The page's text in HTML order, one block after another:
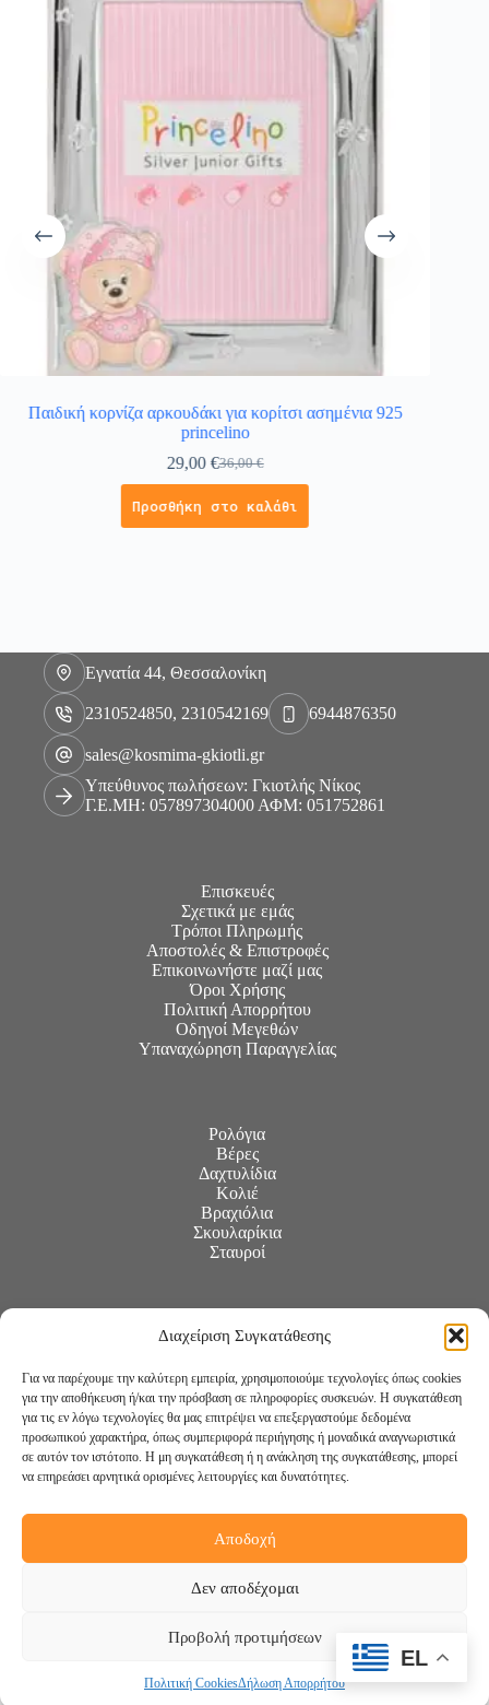
Διαχείριση Συγκατάθεσης
Για να παρέχουμε την καλύτερη εμπειρία, χρησιμοποιούμε τεχνολογίες όπως cookies
για την αποθήκευση ή/και την πρόσβαση σε πληροφορίες συσκευών. Η συγκατάθεση
για τις εν λόγω τεχνολογίες θα μας επιτρέψει να επεξεργαστούμε δεδομένα
προσωπικού χαρακτήρα, όπως συμπεριφορά περιήγησης ή μοναδικά αναγνωριστικά
σε αυτόν τον ιστότοπο. Η μη συγκατάθεση ή η ανάκληση της συγκατάθεσης, μπορεί
να επηρεάσει αρνητικά ορισμένες λειτουργίες και δυνατότητες.
Αποδοχή
Δεν αποδέχομαι
Προβολή προτιμήσεων
Πολιτική CookiesΔήλωση Απορρήτου
Παιδική κορνίζα αρκουδάκι για κορίτσι ασημένια 925
princelino
36,00€
29,00 €
Προσθήκη στο καλάθι
Εγνατία 44, Θεσσαλονίκη
2310524850, 2310542169 6944876350
sales@kosmima-gkiotli.gr
Υπεύθυνος πωλήσεων: Γκιοτλής Νίκος
Γ.Ε.ΜΗ: 057897304000 ΑΦΜ: 051752861
Επισκευές
Σχετικά με εμάς
Τρόποι Πληρωμής
Αποστολές & Επιστροφές
Επικοινωνήστε μαζί μας
Όροι Χρήσης
Πολιτική Απορρήτου
Οδηγοί Μεγεθών
Υπαναχώρηση Παραγγελίας
Ρολόγια
Βέρες
Δαχτυλίδια
Κολιέ
Βραχιόλια
Σκουλαρίκια
Σταυροί
EL